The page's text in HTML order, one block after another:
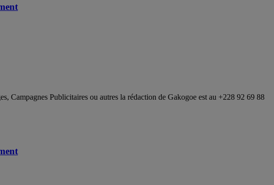
Campagnes Publicitaires ou autres la rédaction de Gakogoe est au +228 92 69 88